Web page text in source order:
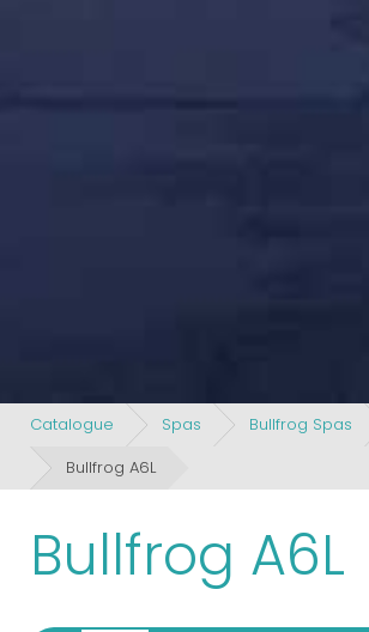
Catalogue Spas Bullfrog Spas
Bullfrog A6L
Bullfrog A6L